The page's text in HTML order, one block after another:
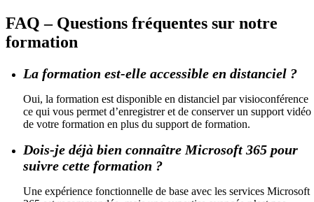
FAQ – Questions fréquentes sur notre
formation
La formation est-elle accessible en distanciel ?
Oui, la formation est disponible en distanciel par visioconférence
ce qui vous permet d’enregistrer et de conserver un support vidéo
de votre formation en plus du support de formation.
Dois-je déjà bien connaître Microsoft 365 pour
suivre cette formation ?
Une expérience fonctionnelle de base avec les services Microsoft